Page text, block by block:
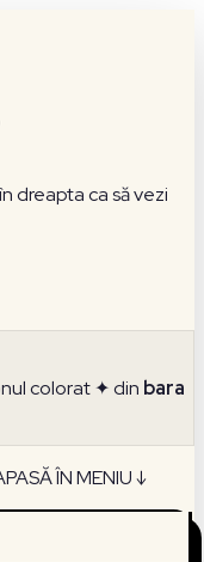
dreapta ca să vezi
colorat ✦ din bara
ÎN MENIU ↓